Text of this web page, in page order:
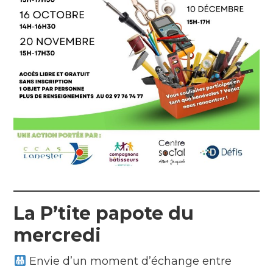
La P’tite papote du
mercredi
Envie d’un moment d’échange entre